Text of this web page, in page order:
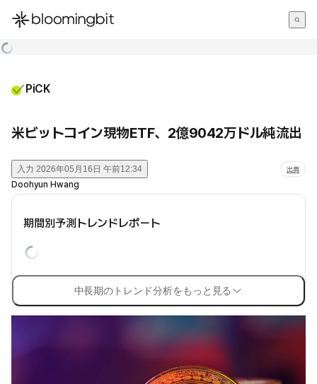
한국어
PiCK
米ビットコイン現物ETF、2億9042万ドル純流出
入力 2026年05月16日 午前12:34 出典
Doohyun Hwang
期間別予測トレンドレポート
中長期のトレンド分析をもっと見る